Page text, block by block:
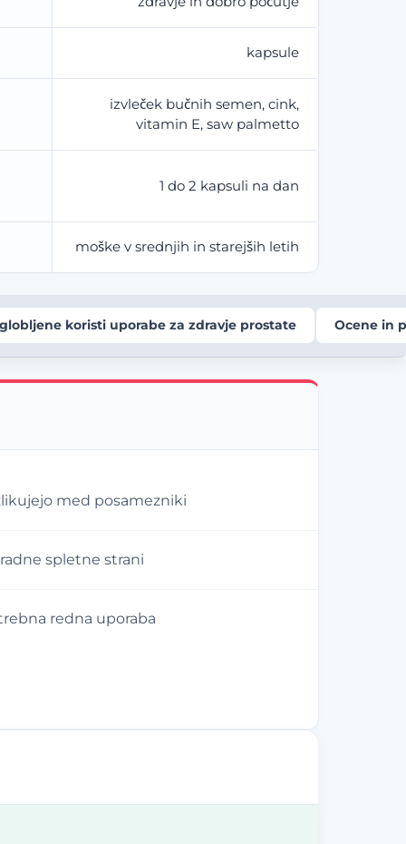
kapsule
izvleček bučnih semen, cink,
vitamin E, saw palmetto
1 do 2 kapsuli na dan
moške v srednjih in starejših letih
koristi uporabe za zdravje prostate Ocene in
med posamezniki
spletne strani
redna uporaba